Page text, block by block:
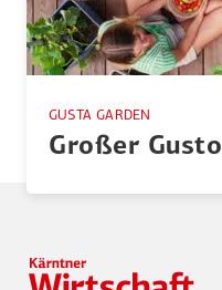
GUSTA GARDEN
Großer